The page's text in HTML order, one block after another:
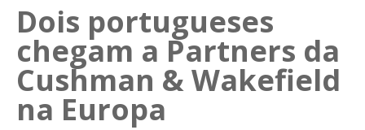
Dois portugueses
chegam a Partners da
Cushman & Wakefield
na Europa